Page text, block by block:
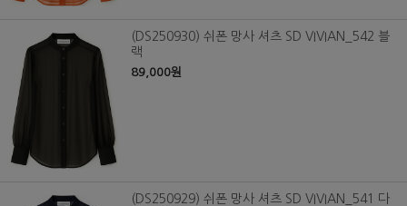
(DS250930) 쉬폰 망사 셔츠 SD VIVIAN_542 블
랙
89,000원
(DS250929) 쉬폰 망사 셔츠 SD VIVIAN_541 다